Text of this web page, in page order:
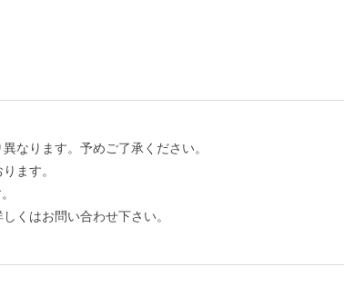
なります。予めご了承ください。
ます。
くはお問い合わせ下さい。